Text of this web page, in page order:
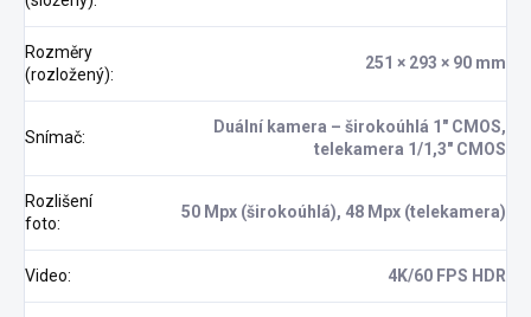
Rozměry
(rozložený):
251 × 293 × 90 mm
Snímač:
Duální kamera – širokoúhlá 1″ CMOS,
telekamera 1/1,3″ CMOS
Rozlišení
foto:
50 Mpx (širokoúhlá), 48 Mpx (telekamera)
Video: 4K/60 FPS HDR